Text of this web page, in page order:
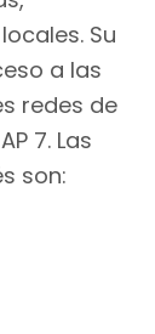
Su
a las
redes de
7. Las
son: